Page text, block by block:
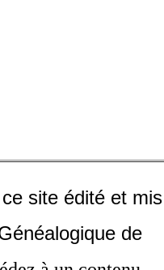
site édité et mis
de